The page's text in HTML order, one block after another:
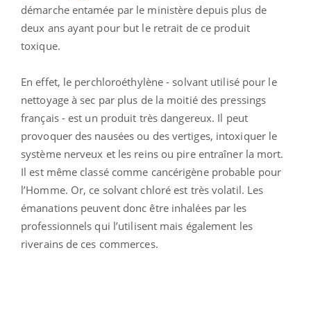
démarche entamée par le ministère depuis plus de
deux ans ayant pour but le retrait de ce produit
toxique.
En effet, le perchloroéthylène - solvant utilisé pour le
nettoyage à sec par plus de la moitié des pressings
français - est un produit très dangereux. Il peut
provoquer des nausées ou des vertiges, intoxiquer le
système nerveux et les reins ou pire entraîner la mort.
Il est même classé comme cancérigène probable pour
l’Homme. Or, ce solvant chloré est très volatil. Les
émanations peuvent donc être inhalées par les
professionnels qui l’utilisent mais également les
riverains de ces commerces.